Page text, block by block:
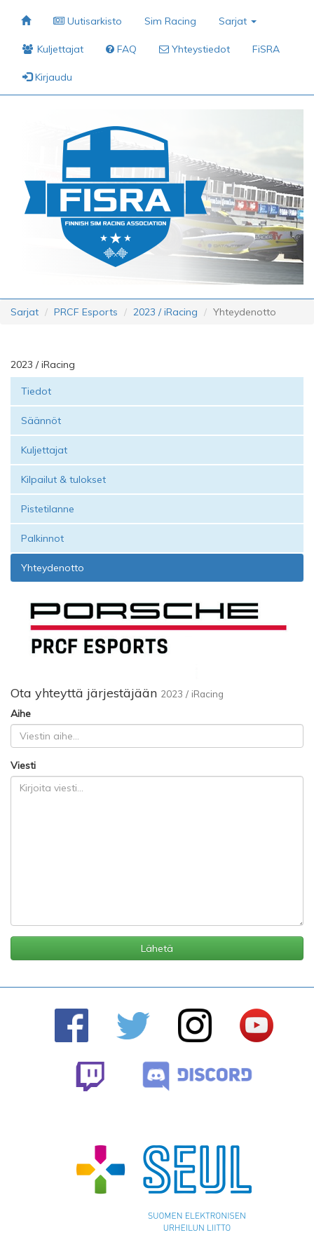
Uutisarkisto Sim Racing Sarjat
Kuljettajat FAQ Yhteystiedot FiSRA
Kirjaudu
Sarjat PRCF Esports 2023 / iRacing Yhteydenotto
2023 / iRacing
Tiedot
Säännöt
Kuljettajat
Kilpailut & tulokset
Pistetilanne
Palkinnot
Yhteydenotto
Ota yhteyttä järjestäjään 2023 / iRacing
Aihe
Viesti
Lähetä